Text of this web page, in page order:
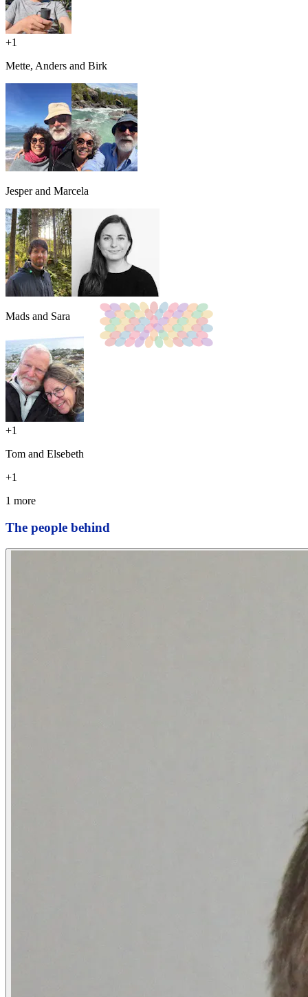
+1
Mette, Anders and Birk
Jesper and Marcela
Mads and Sara
+1
Tom and Elsebeth
+1
1 more
The people behind